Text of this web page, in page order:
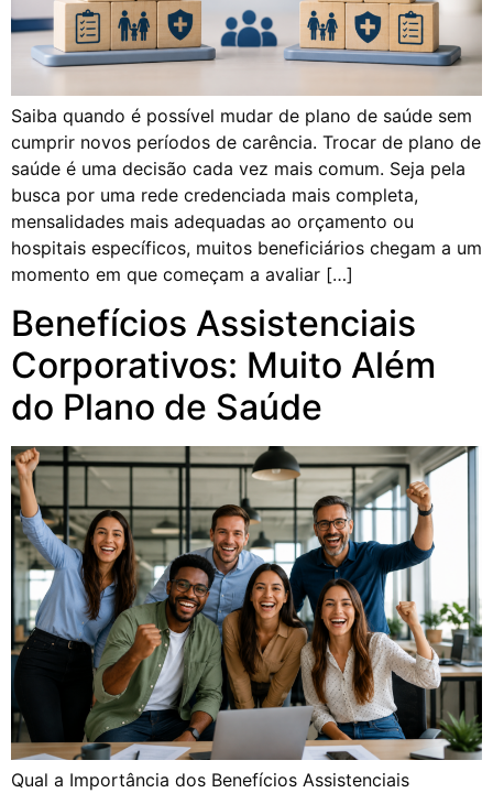
Saiba quando é possível mudar de plano de saúde sem
cumprir novos períodos de carência. Trocar de plano de
saúde é uma decisão cada vez mais comum. Seja pela
busca por uma rede credenciada mais completa,
mensalidades mais adequadas ao orçamento ou
hospitais específicos, muitos beneficiários chegam a um
momento em que começam a avaliar […]
Benefícios Assistenciais
Corporativos: Muito Além
do Plano de Saúde
Qual a Importância dos Benefícios Assistenciais